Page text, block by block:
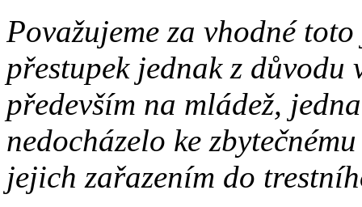
Považujeme za vhodné
přestupek jednak z důvodu
především na mládež,
nedocházelo ke
jejich zařazením do